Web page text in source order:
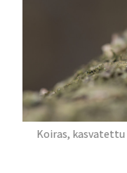
Koiras, kasvatettu